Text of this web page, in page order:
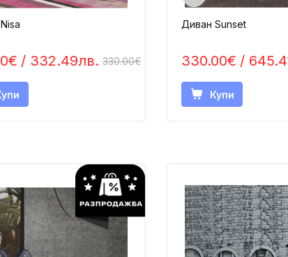
/ 332.49лв. 330.00€ 330.00€ /
Диван Sunset
Купи